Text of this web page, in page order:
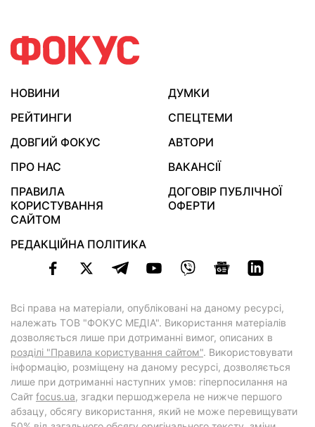
НОВИНИ
ДУМКИ
РЕЙТИНГИ
СПЕЦТЕМИ
ДОВГИЙ ФОКУС
АВТОРИ
ПРО НАС
ВАКАНСІЇ
ПРАВИЛА
КОРИСТУВАННЯ
САЙТОМ
ДОГОВІР ПУБЛІЧНОЇ
ОФЕРТИ
РЕДАКЦІЙНА ПОЛІТИКА
Всі права на матеріали, опубліковані на даному ресурсі,
належать ТОВ "ФОКУС МЕДІА". Використання матеріалів
дозволяється лише при дотриманні вимог, описаних в
розділі "Правила користування сайтом". Використовувати
інформацію, розміщену на даному ресурсі, дозволяється
лише при дотриманні наступних умов: гіперпосилання на
Cайт focus.ua, згадки першоджерела не нижче першого
абзацу, обсягу використання, який не може перевищувати